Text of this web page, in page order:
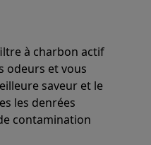
à charbon actif
odeurs et vous
saveur et le
les denrées
contamination